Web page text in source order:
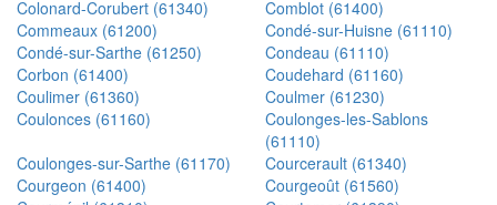
Colonard-Corubert (61340)
Comblot (61400)
Commeaux (61200)
Condé-sur-Huisne (61110)
Condé-sur-Sarthe (61250)
Condeau (61110)
Corbon (61400)
Coudehard (61160)
Coulimer (61360)
Coulmer (61230)
Coulonces (61160)
Coulonges-les-Sablons
(61110)
Coulonges-sur-Sarthe (61170)
Courcerault (61340)
Courgeon (61400)
Courgeoût (61560)